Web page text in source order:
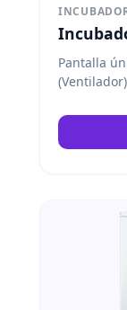
Pantalla